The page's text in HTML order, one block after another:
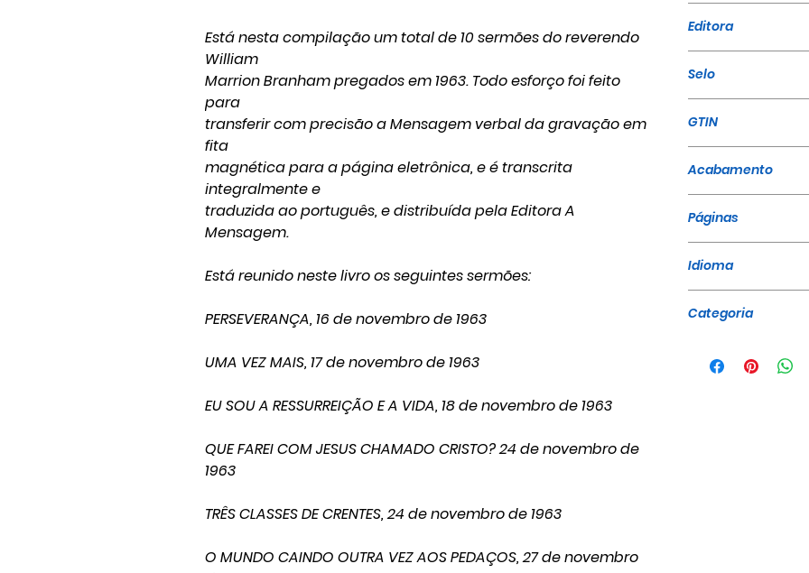
Está nesta compilação um total de 10 sermões do reverendo
William
Marrion Branham pregados em 1963. Todo esforço foi feito
para
transferir com precisão a Mensagem verbal da gravação em
fita
magnética para a página eletrônica, e é transcrita
integralmente e
traduzida ao português, e distribuída pela Editora A
Mensagem.
Está reunido neste livro os seguintes sermões:
PERSEVERANÇA, 16 de novembro de 1963
UMA VEZ MAIS, 17 de novembro de 1963
EU SOU A RESSURREIÇÃO E A VIDA, 18 de novembro de 1963
QUE FAREI COM JESUS CHAMADO CRISTO? 24 de novembro de
1963
TRÊS CLASSES DE CRENTES, 24 de novembro de 1963
O MUNDO CAINDO OUTRA VEZ AOS PEDAÇOS, 27 de novembro
Editora
Selo
GTIN
Acabamento
Páginas
Idioma
Categoria